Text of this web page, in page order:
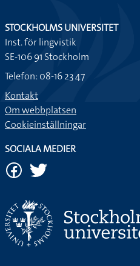
STOCKHOLMS UNIVERSITET
Inst. för lingvistik
SE-106 91 Stockholm
Telefon: 08-16 23 47
Kontakt
Om webbplatsen
Cookieinställningar
SOCIALA MEDIER